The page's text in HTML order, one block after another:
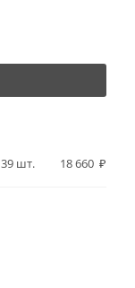
39 шт. 18 660